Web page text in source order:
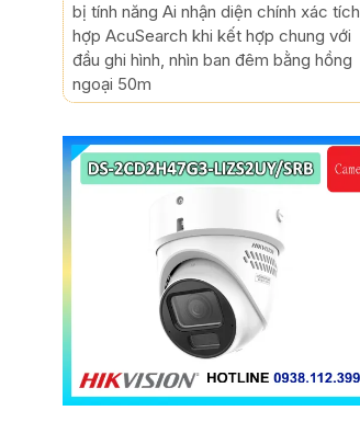
bị tính năng Ai nhận diện chính xác tích
hợp AcuSearch khi kết hợp chung với
đầu ghi hình, nhìn ban đêm bằng hồng
ngoại 50m